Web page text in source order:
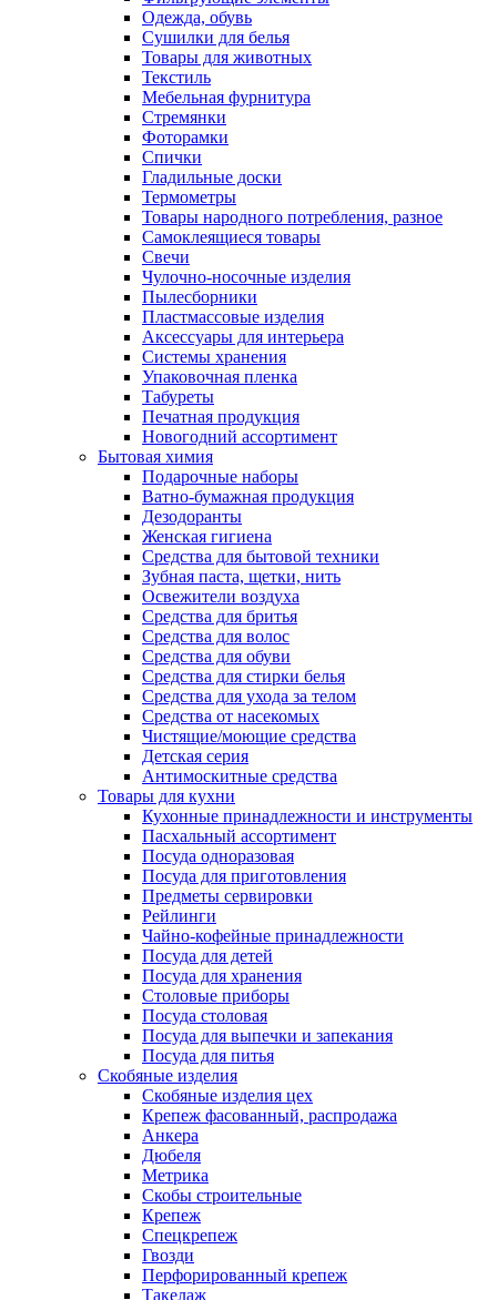
Одежда, обувь
Сушилки для белья
Товары для животных
Текстиль
Мебельная фурнитура
Стремянки
Фоторамки
Спички
Гладильные доски
Термометры
Товары народного потребления, разное
Самоклеящиеся товары
Свечи
Чулочно-носочные изделия
Пылесборники
Пластмассовые изделия
Аксессуары для интерьера
Системы хранения
Упаковочная пленка
Табуреты
Печатная продукция
Новогодний ассортимент
Бытовая химия
Подарочные наборы
Ватно-бумажная продукция
Дезодоранты
Женская гигиена
Средства для бытовой техники
Зубная паста, щетки, нить
Освежители воздуха
Средства для бритья
Средства для волос
Средства для обуви
Средства для стирки белья
Средства для ухода за телом
Средства от насекомых
Чистящие/моющие средства
Детская серия
Антимоскитные средства
Товары для кухни
Кухонные принадлежности и инструменты
Пасхальный ассортимент
Посуда одноразовая
Посуда для приготовления
Предметы сервировки
Рейлинги
Чайно-кофейные принадлежности
Посуда для детей
Посуда для хранения
Столовые приборы
Посуда столовая
Посуда для выпечки и запекания
Посуда для питья
Скобяные изделия
Скобяные изделия цех
Крепеж фасованный, распродажа
Анкера
Дюбеля
Метрика
Скобы строительные
Крепеж
Спецкрепеж
Гвозди
Перфорированный крепеж
Такелаж